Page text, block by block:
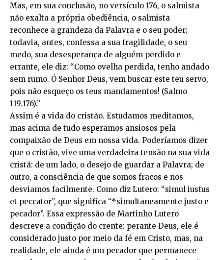
Mas, em sua conclusão, no versículo 176, o salmista
não exalta a própria obediência, o salmista
reconhece a grandeza da Palavra e o seu poder;
todavia, antes, confessa a sua fragilidade, o seu
medo, sua desesperança de alguém perdido e
errante, ele diz: “Como ovelha perdida, tenho andado
sem rumo. Ó Senhor Deus, vem buscar este teu servo,
pois não esqueço os teus mandamentos! (Salmo
119.176).”
Assim é a vida do cristão. Estudamos meditamos,
mas acima de tudo esperamos ansiosos pela
compaixão de Deus em nossa vida. Poderíamos dizer
que o cristão, vive uma verdadeira tensão na sua vida
cristã: de um lado, o desejo de guardar a Palavra; de
outro, a consciência de que somos fracos e nos
desviamos facilmente. Como diz Lutero: “simul iustus
et peccator”, que significa “*simultaneamente justo e
pecador”. Essa expressão de Martinho Lutero
descreve a condição do crente: perante Deus, ele é
considerado justo por meio da fé em Cristo, mas, na
realidade, ele ainda é um pecador que permanece